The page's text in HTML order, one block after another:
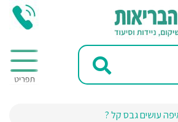
עושים גבס קל ?